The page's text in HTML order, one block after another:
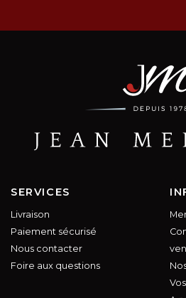
SERVICES
Livraison
Paiement sécurisé
Nous contacter
Foire aux questions